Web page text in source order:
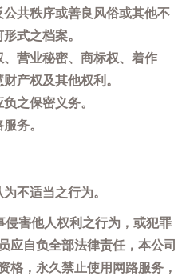
共秩序或善良风俗或其他不
式之档案。
营业秘密、商标权、着作
产权及其他权利。
之保密义务。
务。
不适当之行为。
害他人权利之行为，或犯罪
应自负全部法律责任，本公司
格，永久禁止使用网路服务，